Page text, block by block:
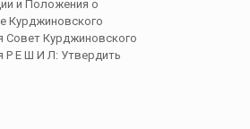
и Положения о
Курджиновского
Совет Курджиновского
Р Е Ш И Л: Утвердить